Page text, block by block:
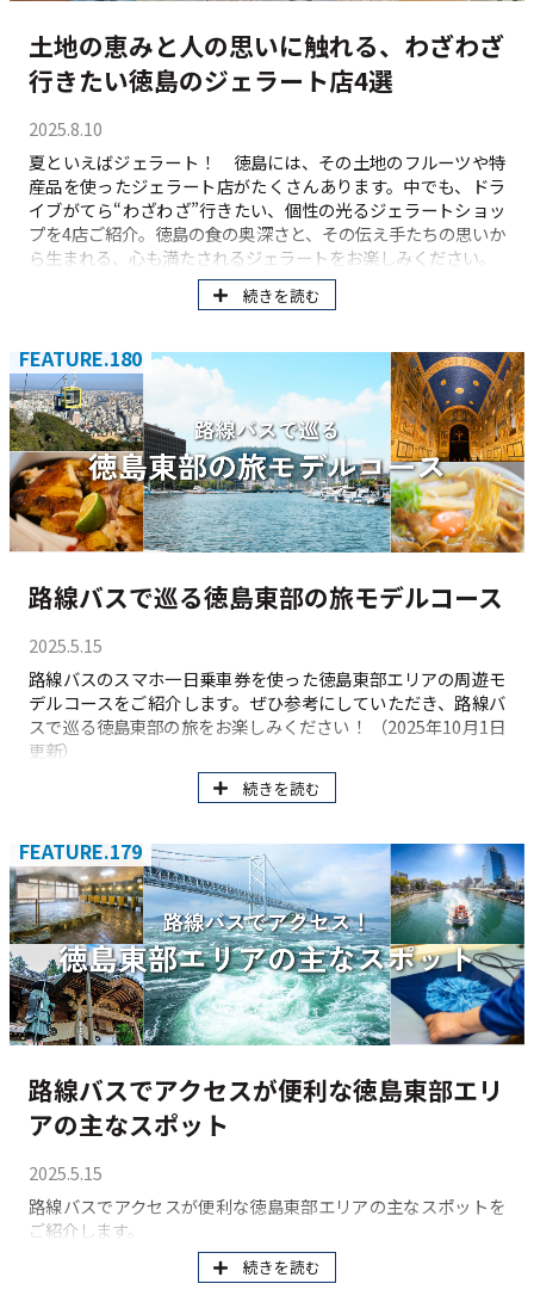
土地の恵みと人の思いに触れる、わざわざ
行きたい徳島のジェラート店4選
2025.8.10
夏といえばジェラート！ 徳島には、その土地のフルーツや特
産品を使ったジェラート店がたくさんあります。中でも、ドラ
イブがてら“わざわざ”行きたい、個性の光るジェラートショッ
プを4店ご紹介。徳島の食の奥深さと、その伝え手たちの思いか
ら生まれる、心も満たされるジェラートをお楽しみください。
続きを読む
FEATURE.180
路線バスで巡る徳島東部の旅モデルコース
2025.5.15
路線バスのスマホ一日乗車券を使った徳島東部エリアの周遊モ
デルコースをご紹介します。ぜひ参考にしていただき、路線バ
スで巡る徳島東部の旅をお楽しみください！ （2025年10月1日
更新）
続きを読む
FEATURE.179
路線バスでアクセスが便利な徳島東部エリ
アの主なスポット
2025.5.15
路線バスでアクセスが便利な徳島東部エリアの主なスポットを
ご紹介します。
続きを読む